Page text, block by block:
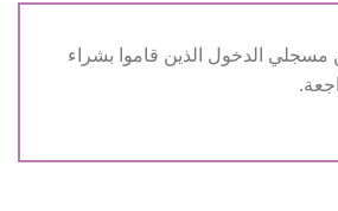
مسجلي الدخول الذين قاموا بشراء